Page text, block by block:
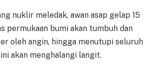
nuklir meledak, awan asap gelap 15
permukaan bumi akan tumbuh dan
oleh angin, hingga menutupi seluruh
akan menghalangi langit.